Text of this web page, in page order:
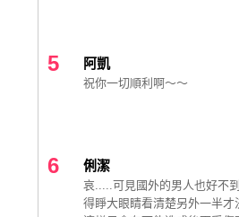
5 阿凱
祝你一切順利啊～～
6 俐潔
哀.....可見國外的男人也好不
得睜大眼睛看清楚另外一半